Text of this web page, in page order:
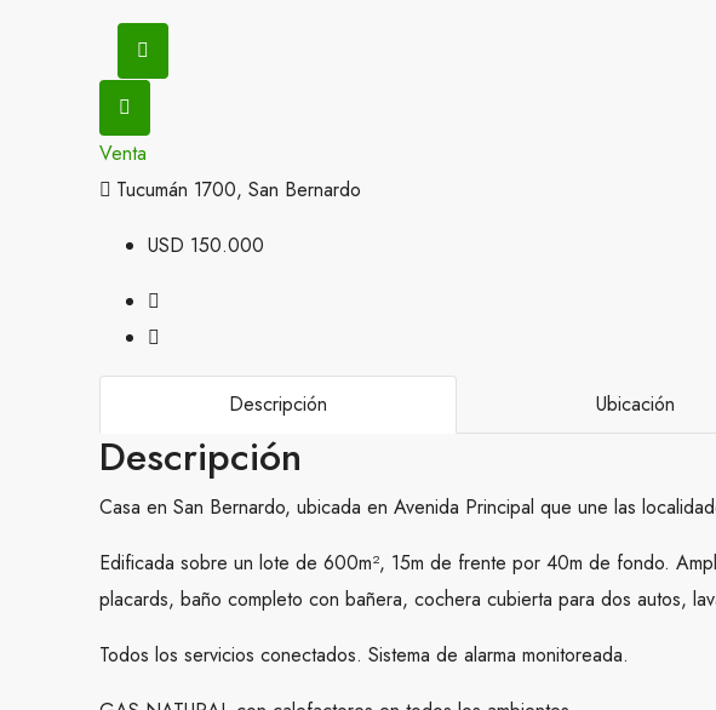
Venta
Tucumán 1700, San Bernardo
USD 150.000
Descripción Ubicación
Descripción
Casa en San Bernardo, ubicada en Avenida Principal que une las
Edificada sobre un lote de 600m², 15m de frente por 40m de fondo.
placards, baño completo con bañera, cochera cubierta para dos autos,
Todos los servicios conectados. Sistema de alarma monitoreada.